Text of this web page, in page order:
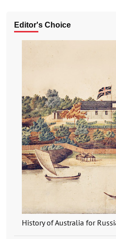
Editor's Choice
History of Australia for